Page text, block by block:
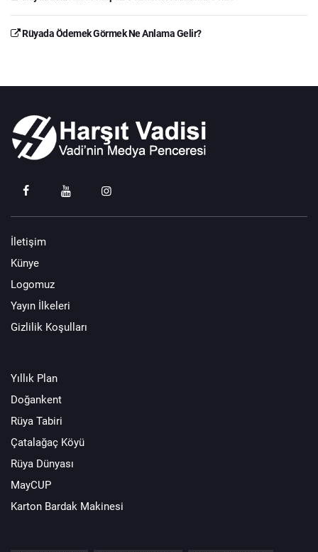
Rüyada Ödemek Görmek Ne Anlama Gelir?
İletişim
Künye
Logomuz
Yayın İlkeleri
Gizlilik Koşulları
Yıllık Plan
Doğankent
Rüya Tabiri
Çatalağaç Köyü
Rüya Dünyası
MayCUP
Karton Bardak Makinesi